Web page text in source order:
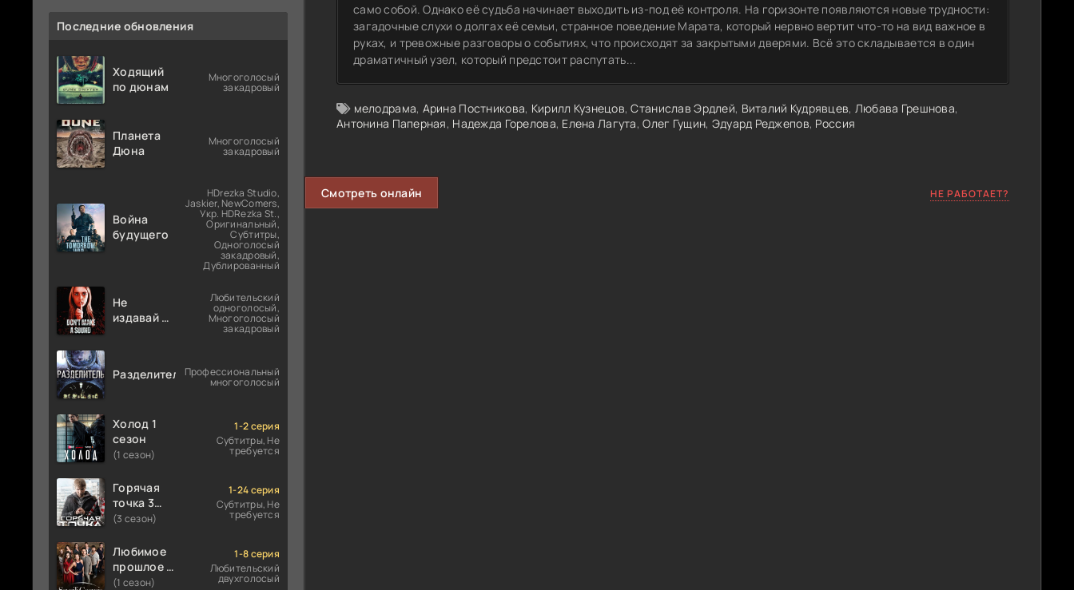
Последние обновления
Ходящий
по дюнам
Многоголосый
закадровый
Планета
Дюна
Многоголосый
закадровый
Война
будущего
HDrezka Studio,
Jaskier, NewComers,
Укр. HDRezka St.,
Оригинальный,
Субтитры,
Одноголосый
закадровый,
Дублированный
Не
издавай ни
Любительский
одноголосый,
Многоголосый
закадровый
РазделительПрофессиональный
многоголосый
Холод 1
сезон
(1 сезон)
1-2 серия
Субтитры, Не
требуется
Горячая
точка 3
сезон
(3 сезон)
1-24 серия
Субтитры, Не
требуется
Любимое
прошлое 1
сезон
(1 сезон)
1-8 серия
Любительский
двухголосый
само собой. Однако её судьба начинает выходить из-под её контроля. На горизонте появляются новые трудности:
загадочные слухи о долгах её семьи, странное поведение Марата, который нервно вертит что-то на вид важное в
руках, и тревожные разговоры о событиях, что происходят за закрытыми дверями. Всё это складывается в один
драматичный узел, который предстоит распутать...
мелодрама, Арина Постникова, Кирилл Кузнецов,Станислав Эрдлей, Виталий Кудрявцев, Любава Грешнова,
Антонина Паперная, Надежда Горелова, Елена Лагута,Олег Гущин, Эдуард Реджепов, Россия
Смотреть онлайн НЕ РАБОТАЕТ?